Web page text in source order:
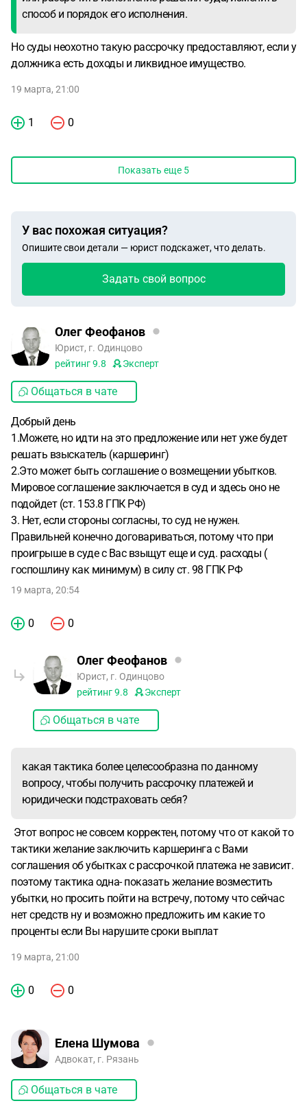
способ и порядок его исполнения.
Но суды неохотно такую рассрочку предоставляют, если у
должника есть доходы и ликвидное имущество.
19 марта, 21:00
1 0
Показать еще 5
У вас похожая ситуация?
Опишите свои детали — юрист подскажет, что делать.
Задать свой вопрос
Олег Феофанов
Юрист, г. Одинцово
рейтинг9.8 Эксперт
Общаться в чате
Добрый день
1.Можете, но идти на это предложение или нет уже будет
решать взыскатель (каршеринг)
2.Это может быть соглашение о возмещении убытков.
Мировое соглашение заключается в суд и здесь оно не
подойдет (ст. 153.8 ГПК РФ)
3. Нет, если стороны согласны, то суд не нужен.
Правильней конечно договариваться, потому что при
проигрыше в суде с Вас взыщут еще и суд. расходы (
госпошлину как минимум) в силу ст. 98 ГПК РФ
19 марта, 20:54
0 0
Олег Феофанов
Юрист, г. Одинцово
рейтинг9.8 Эксперт
Общаться в чате
какая тактика более целесообразна по данному
вопросу, чтобы получить рассрочку платежей и
юридически подстраховать себя?
Этот вопрос не совсем корректен, потому что от какой то
тактики желание заключить каршеринга с Вами
соглашения об убытках с рассрочкой платежа не зависит.
поэтому тактика одна- показать желание возместить
убытки, но просить пойти на встречу, потому что сейчас
нет средств ну и возможно предложить им какие то
проценты если Вы нарушите сроки выплат
19 марта, 21:00
0 0
Елена Шумова
Адвокат, г. Рязань
Общаться в чате